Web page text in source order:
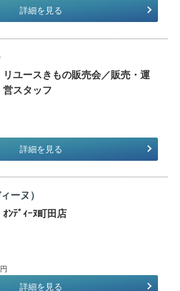
詳細を見る
リユースきもの販売会／販売・運
営スタッフ
詳細を見る
ーヌ）
ｵﾝﾃﾞｨｰﾇ町田店
詳細を見る